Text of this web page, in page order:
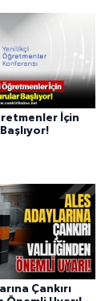
İçin
Çankırı